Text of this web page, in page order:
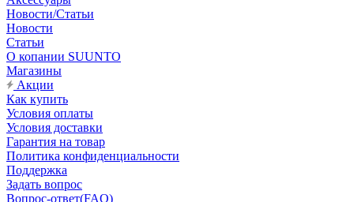
Новости/Статьи
Новости
Статьи
О копании SUUNTO
Магазины
Акции
Как купить
Условия оплаты
Условия доставки
Гарантия на товар
Политика конфиденциальности
Поддержка
Задать вопрос
Вопрос-ответ(FAQ)